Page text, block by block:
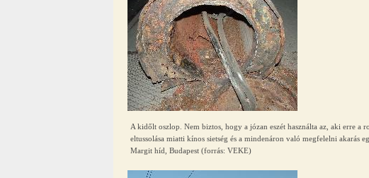
A kidőlt oszlop. Nem biztos, hogy a józan eszét használta az, aki erre a
eltussolása miatti kínos sietség és a mindenáron való megfelelni akarás
Margit híd, Budapest (forrás: VEKE)